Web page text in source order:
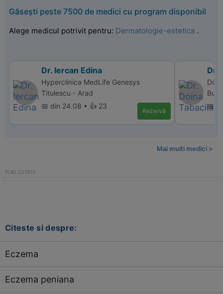
Găsești peste 7500 de medici cu program disponibil
Alege medicul potrivit pentru: Dermatologie-estetica .
Dr. Iercan Edina
Hyperclinica MedLife Genesys
Titulescu - Arad
📅 din 24.08 • 👍 23
Rezervă
Dr.
📅
Mai multi medici >
Citeste si despre:
Eczema
Eczema peniana